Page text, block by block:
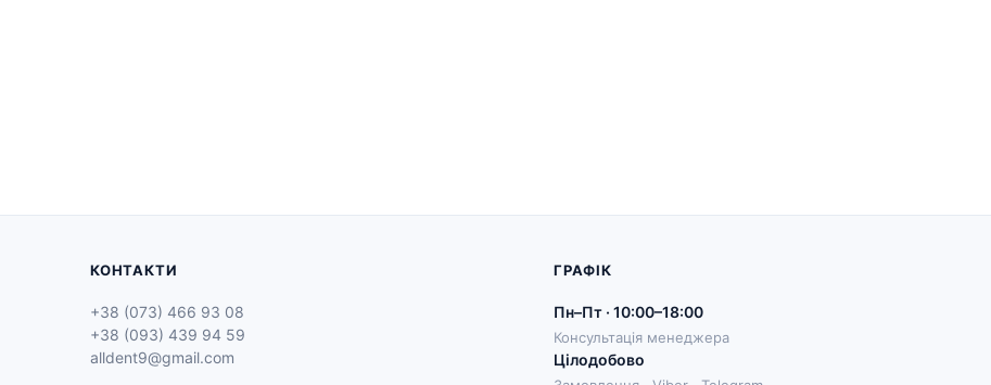
КОНТАКТИ
+38 (073) 466 93 08
+38 (093) 439 94 59
alldent9@gmail.com
ГРАФІК
Пн–Пт · 10:00–18:00
Консультація менеджера
Цілодобово